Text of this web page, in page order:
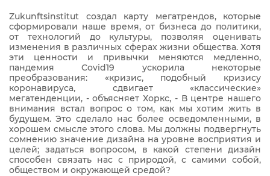
Zukunftsinstitut создал карту мегатрендов, которые
сформировали наше время, от бизнеса до политики,
от технологий до культуры, позволяя оценивать
изменения в различных сферах жизни общества. Хотя
эти ценности и привычки меняются медленно,
пандемия Covid19 ускорила некоторые
преобразования: «кризис, подобный кризису
коронавируса, сдвигает «классические»
мегатенденции, - объясняет Хоркс, - В центре нашего
внимания встал вопрос о том, как мы хотим жить в
будущем. Это сделало нас более осведомленными, в
хорошем смысле этого слова. Мы должны подвергнуть
сомнению значение дизайна на уровне восприятия и
целей; задаться вопросом, в какой степени дизайн
способен связать нас с природой, с самими собой,
обществом и окружающей средой?